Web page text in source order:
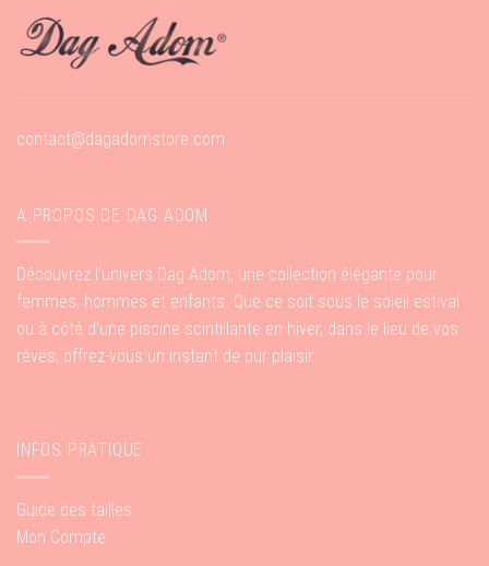
contact@dagadomstore.com
A PROPOS DE DAG ADOM
Découvrez l’univers Dag Adom, une collection élégante pour
femmes, hommes et enfants. Que ce soit sous le soleil estival
ou à côté d’une piscine scintillante en hiver, dans le lieu de vos
rêves, offrez-vous un instant de pur plaisir.
INFOS PRATIQUE
Guide des tailles
Mon Compte